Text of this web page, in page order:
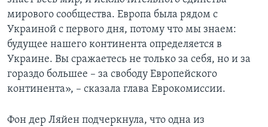
мирового сообщества. Европа была рядом с
Украиной с первого дня, потому что мы знаем:
будущее нашего континента определяется в
Украине. Вы сражаетесь не только за себя, но и за
гораздо большее – за свободу Европейского
континента», – сказала глава Еврокомиссии.
Фон дер Ляйен подчеркнула, что одна из